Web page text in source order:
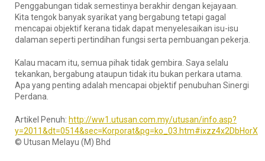
Penggabungan tidak semestinya berakhir dengan kejayaan.
Kita tengok banyak syarikat yang bergabung tetapi gagal
mencapai objektif kerana tidak dapat menyelesaikan isu-isu
dalaman seperti pertindihan fungsi serta pembuangan pekerja.
Kalau macam itu, semua pihak tidak gembira. Saya selalu
tekankan, bergabung ataupun tidak itu bukan perkara utama.
Apa yang penting adalah mencapai objektif penubuhan Sinergi
Perdana.
Artikel Penuh: http://ww1.utusan.com.my/utusan/info.asp?
y=2011&dt=0514&sec=Korporat&pg=ko_03.htm#ixzz4x2DbHorX
© Utusan Melayu (M) Bhd